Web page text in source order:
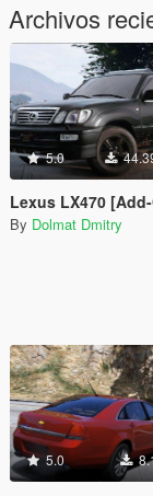
Archivos
5.0
Lexus LX470
By Dolmat Dmitry
5.0